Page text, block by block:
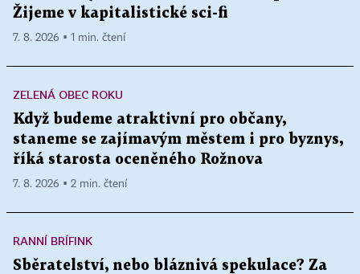
Žijeme v kapitalistické sci-fi
7. 8. 2026 ▪ 1 min. čtení
ZELENÁ OBEC ROKU
Když budeme atraktivní pro občany,
staneme se zajímavým městem i pro byznys,
říká starosta oceněného Rožnova
7. 8. 2026 ▪ 2 min. čtení
RANNÍ BRÍFINK
Sběratelství, nebo bláznivá spekulace? Za